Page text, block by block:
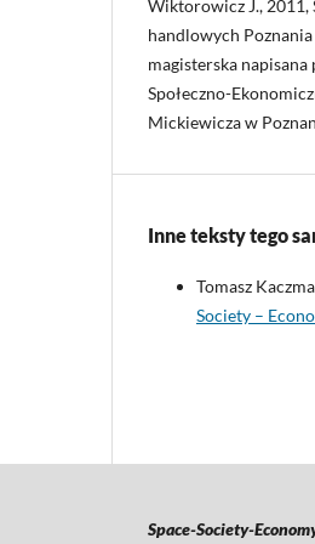
Wiktorowicz J.,
handlowych
magisterska
Społeczno-
Mickiewicza w
Inne teksty tego
Tomasz
Society –
Space-Society-